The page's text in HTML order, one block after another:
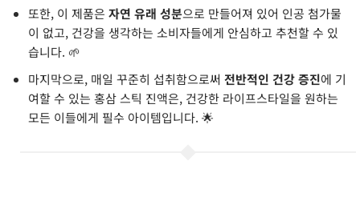
또한, 이 제품은 자연 유래 성분으로 만들어져 있어 인공 첨가물
이 없고, 건강을 생각하는 소비자들에게 안심하고 추천할 수 있
습니다. 🌱
마지막으로, 매일 꾸준히 섭취함으로써 전반적인 건강 증진에 기
여할 수 있는 홍삼 스틱 진액은, 건강한 라이프스타일을 원하는
모든 이들에게 필수 아이템입니다. 🌟